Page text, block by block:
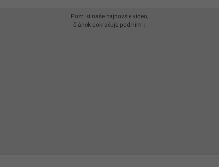
Pozri si naše najnovšie video,
článok pokračuje pod ním ↓